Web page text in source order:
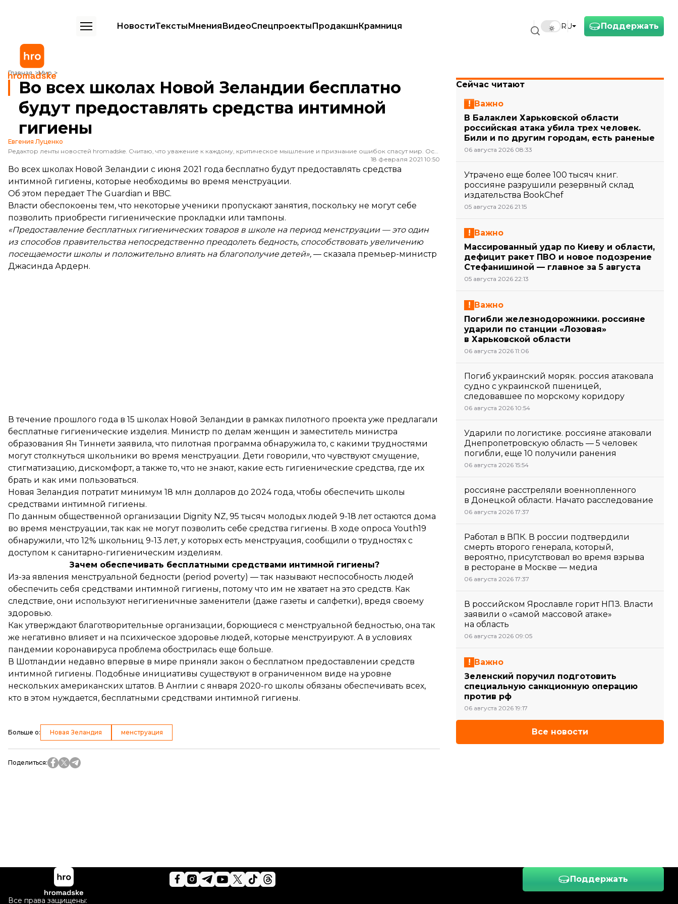
Поддержать
RU
НовостиТекстыМненияВидеоСпецпроектыПродакшнКрамниця
Главная Мир
Во всех школах Новой Зеландии бесплатно будут предоставлять средства интимной гигиены
Во всех школах Новой Зеландии бесплатно
будут предоставлять средства интимной
гигиены
Евгения Луценко
Редактор ленты новостей hromadske. Считаю, что уважение к каждому, критическое мышление и признание ошибок спасут мир. Особенно люблю новости о науке и космос
18 февраля 2021 10:50
Во всех школах Новой Зеландии с июня 2021 года бесплатно будут предоставлять средства
интимной гигиены, которые необходимы во время менструации.
Об этом передает The Guardian и BBC.
Власти обеспокоены тем, что некоторые ученики пропускают занятия, поскольку не могут себе
позволить приобрести гигиенические прокладки или тампоны.
«Предоставление бесплатных гигиенических товаров в школе на период менструации — это один
из способов правительства непосредственно преодолеть бедность, способствовать увеличению
посещаемости школы и положительно влиять на благополучие детей», — сказала премьер-министр
Джасинда Ардерн.
В течение прошлого года в 15 школах Новой Зеландии в рамках пилотного проекта уже предлагали
бесплатные гигиенические изделия. Министр по делам женщин и заместитель министра
образования Ян Тиннети заявила, что пилотная программа обнаружила то, с какими трудностями
могут столкнуться школьники во время менструации. Дети говорили, что чувствуют смущение,
стигматизацию, дискомфорт, а также то, что не знают, какие есть гигиенические средства, где их
брать и как ими пользоваться.
Новая Зеландия потратит минимум 18 млн долларов до 2024 года, чтобы обеспечить школы
средствами интимной гигиены.
По данным общественной организации Dignity NZ, 95 тысяч молодых людей 9-18 лет остаются дома
во время менструации, так как не могут позволить себе средства гигиены. В ходе опроса Youth19
обнаружили, что 12% школьниц 9-13 лет, у которых есть менструация, сообщили о трудностях с
доступом к санитарно-гигиеническим изделиям.
Зачем обеспечивать бесплатными средствами интимной гигиены?
Из-за явления менструальной бедности (period poverty) — так называют неспособность людей
обеспечить себя средствами интимной гигиены, потому что им не хватает на это средств. Как
следствие, они используют негигиеничные заменители (даже газеты и салфетки), вредя своему
здоровью.
Как утверждаютблаготворительные организации, борющиеся с менструальной бедностью, она так
же негативно влияет и на психическое здоровье людей, которые менструируют. А в условиях
пандемии коронавируса проблема обострилась еще больше.
В Шотландии недавно впервые в мире приняли закон о бесплатном предоставлении средств
интимной гигиены. Подобные инициативы существуют в ограниченном виде на уровне
нескольких американских штатов. В Англии с января 2020-го школы обязаны обеспечивать всех,
кто в этом нуждается, бесплатными средствами интимной гигиены.
Больше о: Новая Зеландия менструация
Поделиться:
Сейчас читают
Важно
В Балаклеи Харьковской области
российская атака убила трех человек.
Били и по другим городам, есть раненые
06 августа 2026 08:33
Утрачено еще более 100 тысяч книг.
россияне разрушили резервный склад
издательства BookChef
05 августа 2026 21:15
Важно
Массированный удар по Киеву и области,
дефицит ракет ПВО и новое подозрение
Стефанишиной — главное за 5 августа
05 августа 2026 22:13
Важно
Погибли железнодорожники. россияне
ударили по станции «Лозовая»
в Харьковской области
06 августа 2026 11:06
Погиб украинский моряк. россия атаковала
судно с украинской пшеницей,
следовавшее по морскому коридору
06 августа 2026 10:54
Ударили по логистике. россияне атаковали
Днепропетровскую область — 5 человек
погибли, еще 10 получили ранения
06 августа 2026 15:54
россияне расстреляли военнопленного
в Донецкой области. Начато расследование
06 августа 2026 17:37
Работал в ВПК. В россии подтвердили
смерть второго генерала, который,
вероятно, присутствовал во время взрыва
в ресторане в Москве — медиа
06 августа 2026 17:37
В российском Ярославле горит НПЗ. Власти
заявили о «самой массовой атаке»
на область
06 августа 2026 09:05
Важно
Зеленский поручил подготовить
специальную санкционную операцию
против рф
06 августа 2026 19:17
Все новости
Поддержать
Все права защищены: